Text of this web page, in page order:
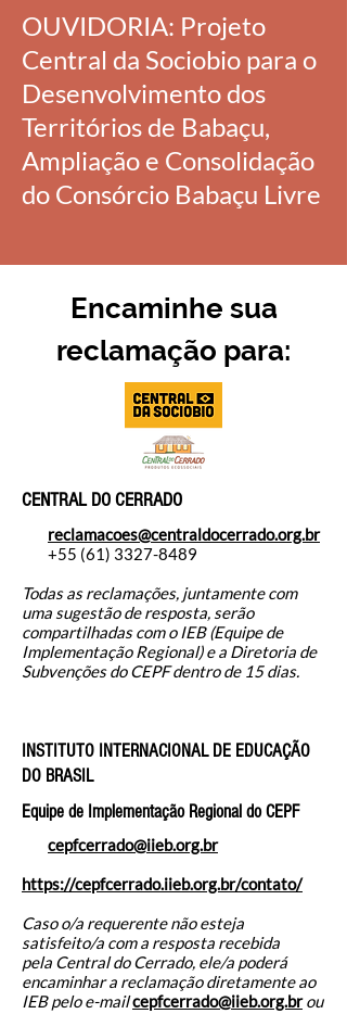
OUVIDORIA: Projeto
Central da Sociobio para o
Desenvolvimento dos
Territórios de Babaçu,
Ampliação e Consolidação
do Consórcio Babaçu Livre
Encaminhe sua
reclamação para:
CENTRAL DO CERRADO
reclamacoes@centraldocerrado.org.br
+55 (61) 3327-8489
Todas as reclamações, juntamente com
uma sugestão de resposta, serão
compartilhadas com o IEB (Equipe de
Implementação Regional) e a Diretoria de
Subvenções do CEPF dentro de 15 dias.
INSTITUTO INTERNACIONAL DE EDUCAÇÃO
DO BRASIL
Equipe de Implementação Regional do CEPF
cepfcerrado@iieb.org.br
https://cepfcerrado.iieb.org.br/contato/
Caso o/a requerente não esteja
satisfeito/a com a resposta recebida
pela Central do Cerrado, ele/a poderá
encaminhar a reclamação diretamente ao
IEB pelo e-mailcepfcerrado@iieb.org.br ou